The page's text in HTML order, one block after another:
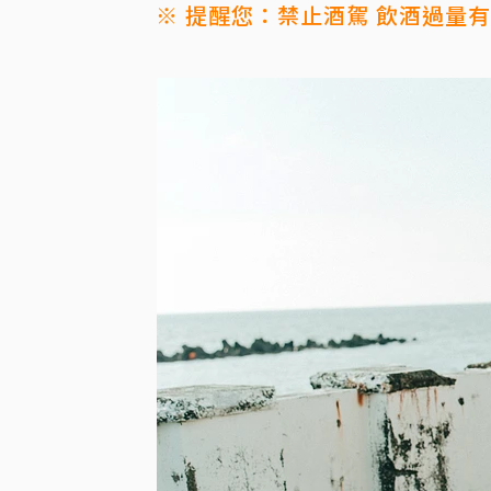
※ 提醒您：禁止酒駕 飲酒過量